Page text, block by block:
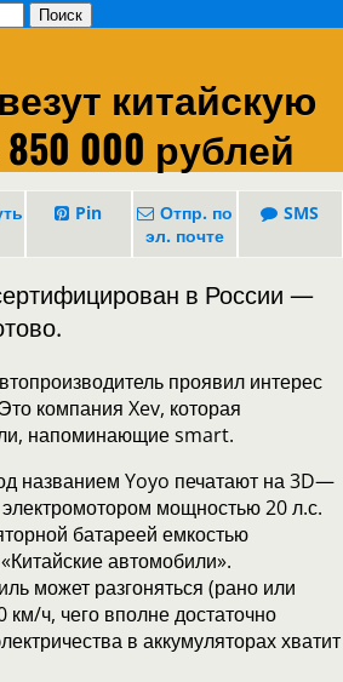
китайскую
000 рублей
Pin
Отпр. по
эл. почте
SMS
в России —
проявил интерес
компания Xev, которая
напоминающие smart.
названием Yoyo печатают на 3D—
мощностью 20 л.с.
батареей емкостью
автомобили».
может разгоняться (рано или
км/ч, чего вполне достаточно
в аккумуляторах хватит